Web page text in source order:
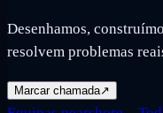
Desenhamos,
resolvem problemas
Marcar chamada↗